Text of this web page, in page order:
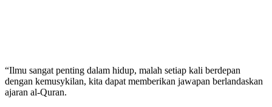
“Ilmu sangat penting dalam hidup, malah setiap kali berdepan
dengan kemusykilan, kita dapat memberikan jawapan berlandaskan
ajaran al-Quran.